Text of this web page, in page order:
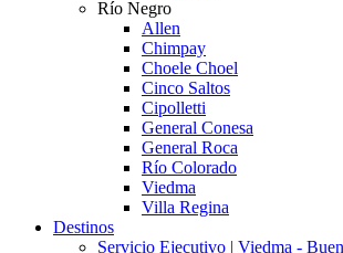
Río Negro
Allen
Chimpay
Choele Choel
Cinco Saltos
Cipolletti
General Conesa
General Roca
Río Colorado
Viedma
Villa Regina
Destinos
Servicio Ejecutivo | Viedma -